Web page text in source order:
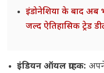
इंडोनेशिया के बाद अब
जल्द ऐतिहासिक ट्रेड
इंडियन ऑयल ग्राहक: